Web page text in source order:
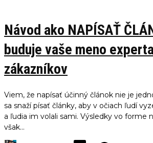
Návod ako NAPÍSAŤ
buduje vaše meno
zákazníkov
Viem, že napísať účinný článok nie je
sa snaží písať články, aby v očiach ľudí
a ľudia im volali sami. Výsledky vo forme
však...